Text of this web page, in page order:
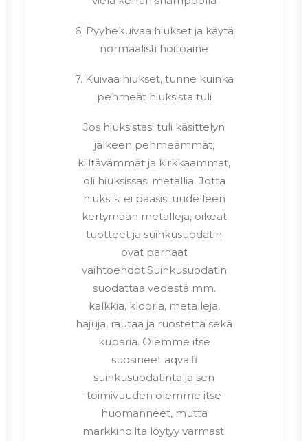
6. Pyyhekuivaa hiukset ja käytä
normaalisti hoitoaine
7. Kuivaa hiukset, tunne kuinka
pehmeät hiuksista tuli
Jos hiuksistasi tuli käsittelyn
jälkeen pehmeämmät,
kiiltävämmät ja kirkkaammat,
oli hiuksissasi metallia. Jotta
hiuksiisi ei pääsisi uudelleen
kertymään metalleja, oikeat
tuotteet ja suihkusuodatin
ovat parhaat
vaihtoehdot.Suihkusuodatin
suodattaa vedestä mm.
kalkkia, klooria, metalleja,
hajuja, rautaa ja ruostetta sekä
kuparia. Olemme itse
suosineet aqva.fi
suihkusuodatinta ja sen
toimivuuden olemme itse
huomanneet, mutta
markkinoilta löytyy varmasti